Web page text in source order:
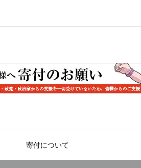
寄付について